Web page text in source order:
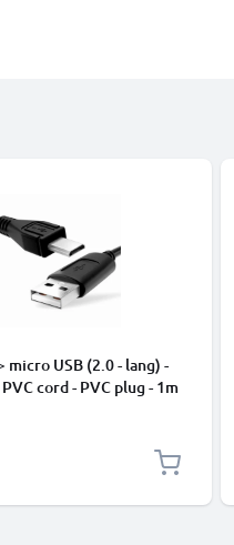
micro USB (2.0 - lang) -
cord - PVC plug - 1m